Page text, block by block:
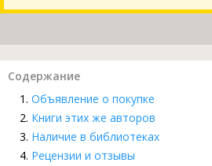
Содержание
Объявление о покупке
Книги этих же авторов
Наличие в библиотеках
Рецензии и отзывы